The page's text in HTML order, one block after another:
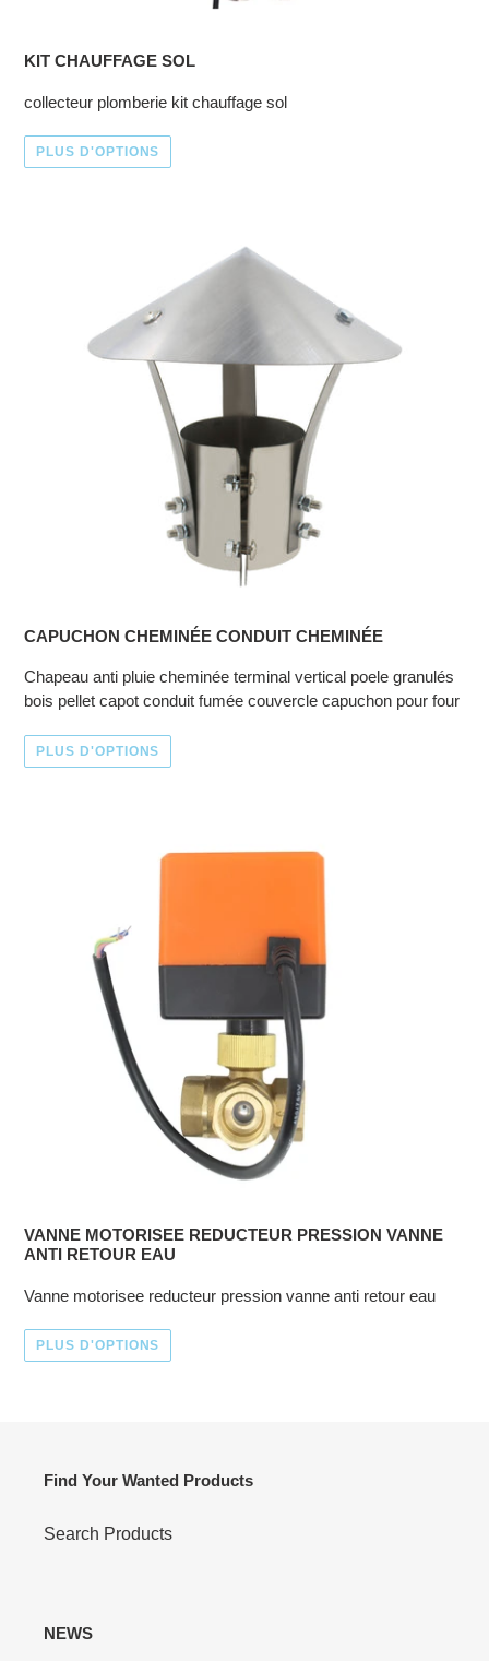
KIT CHAUFFAGE SOL
collecteur plomberie kit chauffage sol
PLUS D'OPTIONS
CAPUCHON CHEMINÉE CONDUIT CHEMINÉE
Chapeau anti pluie cheminée terminal vertical poele granulés
bois pellet capot conduit fumée couvercle capuchon pour four
PLUS D'OPTIONS
VANNE MOTORISEE REDUCTEUR PRESSION VANNE
ANTI RETOUR EAU
Vanne motorisee reducteur pression vanne anti retour eau
PLUS D'OPTIONS
Find Your Wanted Products
Search Products
NEWS